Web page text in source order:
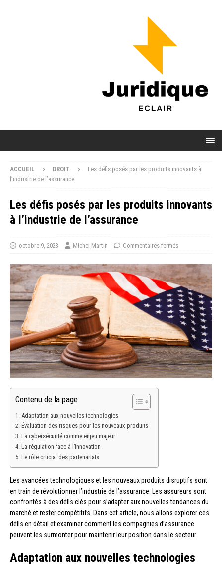
ACCUEIL DROIT
Les défis posés par les produits innovants à
l’industrie de l’assurance
Les défis posés par les produits innovants
à l’industrie de l’assurance
octobre 9, 2023 Michel Martin Commentaires fermés
Contenu de la page
Adaptation aux nouvelles technologies
Évaluation des risques pour les nouveaux produits
La cybersécurité comme enjeu majeur
La régulation face à l’innovation
Le rôle crucial des partenariats
Les avancées technologiques et les nouveaux produits disruptifs sont
en train de révolutionner l’industrie de l’assurance. Les assureurs sont
confrontés à des défis clés pour s’adapter aux nouvelles tendances du
marché et rester compétitifs. Dans cet article, nous allons explorer ces
défis en détail et examiner comment les compagnies d’assurance
peuvent les surmonter pour maintenir leur position dans le secteur.
Adaptation aux nouvelles technologies